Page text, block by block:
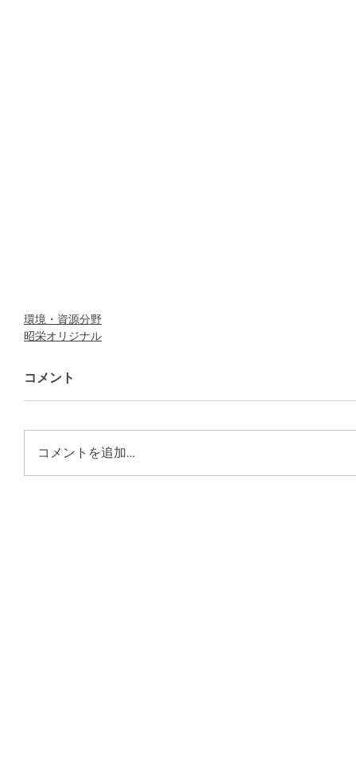
環境・資源分野
昭栄オリジナル
コメント
コメントを追加…